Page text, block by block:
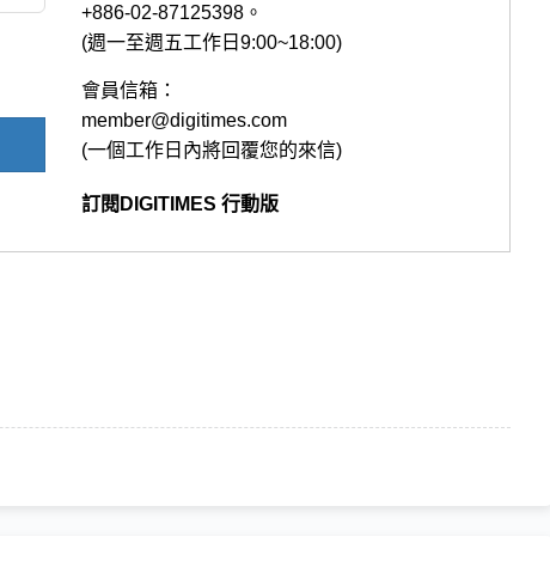
+886-02-87125398。
(週一至週五工作日9:00~18:00)
會員信箱：
member@digitimes.com
(一個工作日內將回覆您的來信)
訂閱DIGITIMES 行動版